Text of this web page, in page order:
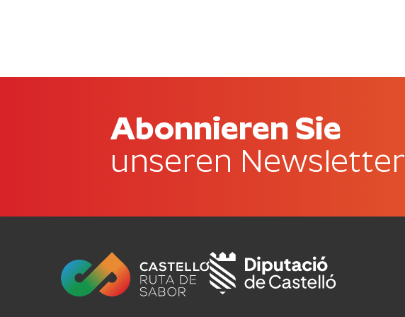
Abonnieren Sie
unseren Newsletter